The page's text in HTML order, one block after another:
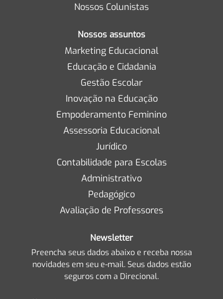
Nossos Colunistas
Nossos assuntos
Marketing Educacional
Educação e Cidadania
Gestão Escolar
Inovação na Educação
Empoderamento Feminino
Assessoria Educacional
Jurídico
Contabilidade para Escolas
Administrativo
Pedagógico
Avaliação de Professores
Newsletter
Preencha seus dados abaixo e receba nossa
novidades em seu e-mail. Seus dados estão
seguros com a Direcional.